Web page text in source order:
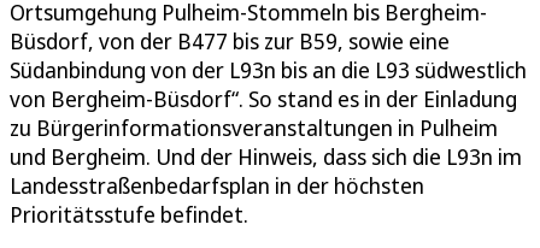
Ortsumgehung Pulheim-Stommeln bis Bergheim-
Büsdorf, von der B477 bis zur B59, sowie eine
Südanbindung von der L93n bis an die L93 südwestlich
von Bergheim-Büsdorf“. So stand es in der Einladung
zu Bürgerinformationsveranstaltungen in Pulheim
und Bergheim. Und der Hinweis, dass sich die L93n im
Landesstraßenbedarfsplan in der höchsten
Prioritätsstufe befindet.